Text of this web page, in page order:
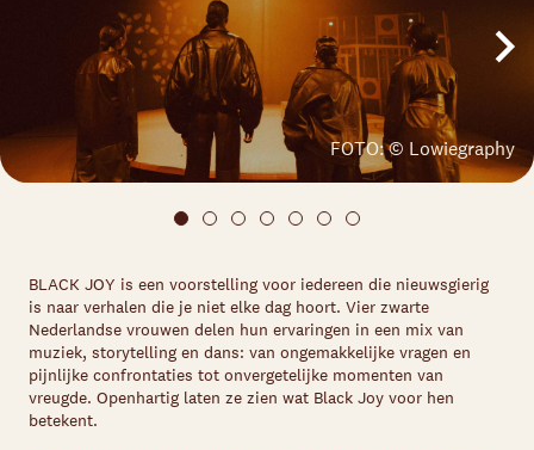
FOTO: © Lowiegraphy
BLACK JOY is een voorstelling voor iedereen die nieuwsgierig
is naar verhalen die je niet elke dag hoort. Vier zwarte
Nederlandse vrouwen delen hun ervaringen in een mix van
muziek, storytelling en dans: van ongemakkelijke vragen en
pijnlijke confrontaties tot onvergetelijke momenten van
vreugde. Openhartig laten ze zien wat Black Joy voor hen
betekent.